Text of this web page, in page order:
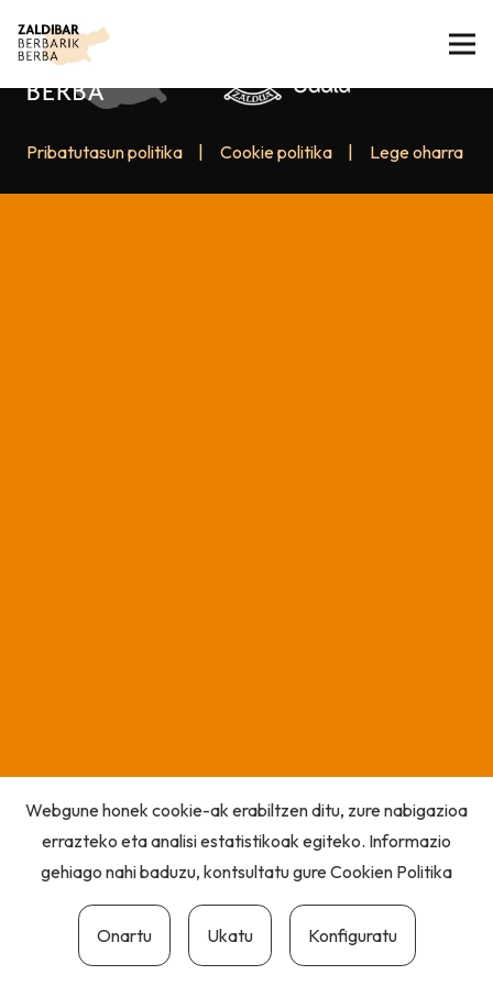
Pribatutasun politika Cookie politika Lege oharra
Webgune honek cookie-ak erabiltzen ditu, zure nabigazioa
errazteko eta analisi estatistikoak egiteko. Informazio
gehiago nahi baduzu, kontsultatu gureCookien Politika
Onartu Ukatu Konfiguratu